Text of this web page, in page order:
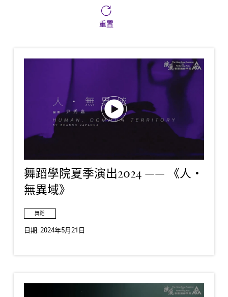
重置
舞蹈學院夏季演出2024 —— 《人・
無異域》
舞蹈
日期:2024年5月21日